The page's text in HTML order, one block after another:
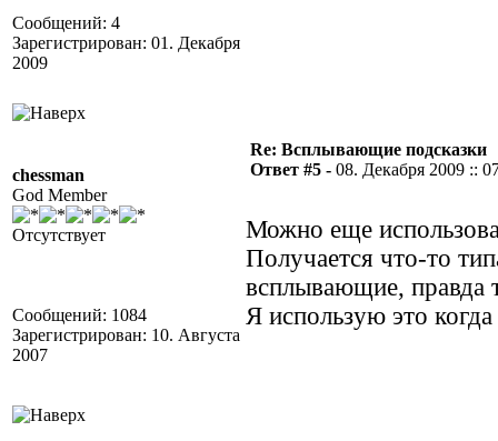
Сообщений: 4
Зарегистрирован: 01. Декабря
2009
chessman
God Member
Отсутствует
Сообщений: 1084
Зарегистрирован: 10. Августа
2007
Re: Всплывающие подсказки
Ответ #5 - 08. Декабря 2009 ::
Можно еще
Получается что-то
всплывающие, правда
Я использую это